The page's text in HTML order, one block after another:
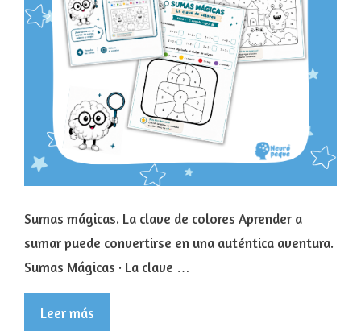
Sumas mágicas. La clave de colores Aprender a
sumar puede convertirse en una auténtica aventura.
Sumas Mágicas · La clave …
Leer más